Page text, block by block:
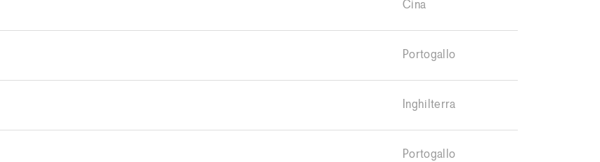
Cina
Portogallo
Inghilterra
Portogallo